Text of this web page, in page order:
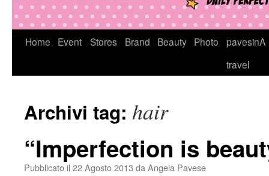
VaiHome Event Stores Brand Beauty Photo
pavesinA
travel
Archivi tag: hair
“Imperfection is
Pubblicato il 22 Agosto 2013 da Angela Pavese